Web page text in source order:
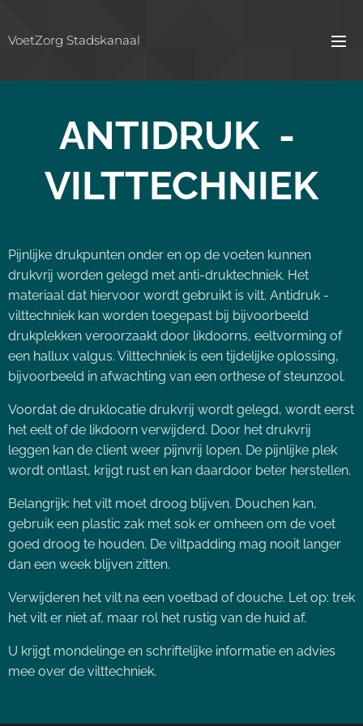
VoetZorg Stadskanaal
ANTIDRUK -
VILTTECHNIEK
Pijnlijke drukpunten onder en op de voeten kunnen
drukvrij worden gelegd met anti-druktechniek. Het
materiaal dat hiervoor wordt gebruikt is vilt. Antidruk -
vilttechniek kan worden toegepast bij bijvoorbeeld
drukplekken veroorzaakt door likdoorns, eeltvorming of
een hallux valgus. Vilttechniek is een tijdelijke oplossing,
bijvoorbeeld in afwachting van een orthese of steunzool.
Voordat de druklocatie drukvrij wordt gelegd, wordt eerst
het eelt of de likdoorn verwijderd. Door het drukvrij
leggen kan de client weer pijnvrij lopen. De pijnlijke plek
wordt ontlast, krijgt rust en kan daardoor beter herstellen.
Belangrijk: het vilt moet droog blijven. Douchen kan,
gebruik een plastic zak met sok er omheen om de voet
goed droog te houden. De viltpadding mag nooit langer
dan een week blijven zitten.
Verwijderen het vilt na een voetbad of douche. Let op: trek
het vilt er niet af, maar rol het rustig van de huid af.
U krijgt mondelinge en schriftelijke informatie en advies
mee over de vilttechniek.